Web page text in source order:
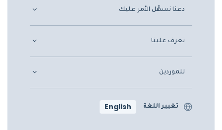
دعنا نسهّل الأمر عليك
تعرف علينا
للموردين
تغيير اللغة English